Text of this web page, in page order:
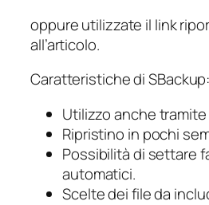
oppure utilizzate il link
all’articolo.
Caratteristiche di SBackup:
Utilizzo anche tramite
Ripristino in pochi
Possibilità di settare
automatici.
Scelte dei file da